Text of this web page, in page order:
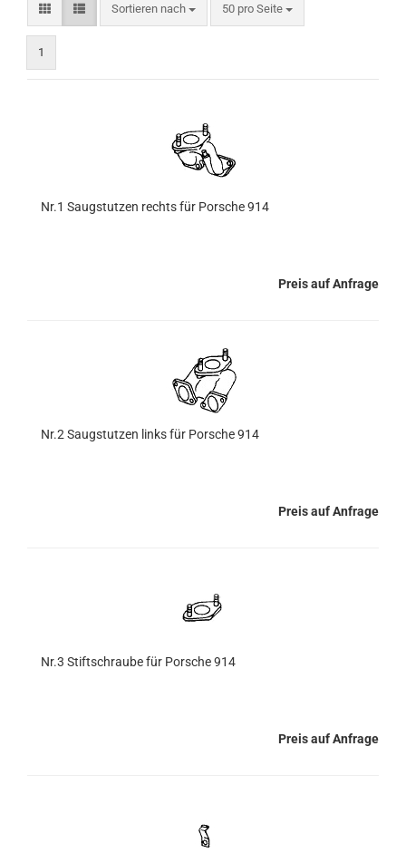
Sortieren nach
Sortieren nach 50 pro Seite
pro Seite
1
Nr.1 Saugstutzen rechts für Porsche 914
Preis auf Anfrage
Nr.2 Saugstutzen links für Porsche 914
Preis auf Anfrage
Nr.3 Stiftschraube für Porsche 914
Preis auf Anfrage